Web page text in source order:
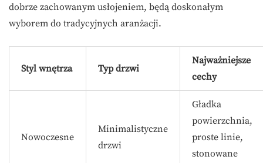
dobrze zachowanym usłojeniem, będą doskonałym
wyborem do tradycyjnych aranżacji.
Styl wnętrza Typ drzwi
Najważniejsze
cechy
Nowoczesne
Minimalistyczne
drzwi
Gładka
powierzchnia,
proste linie,
stonowane